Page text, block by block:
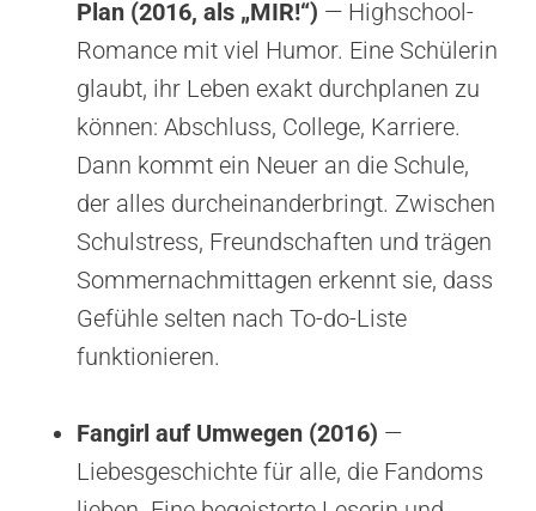
Plan (2016, als „MIR!“) — Highschool-
Romance mit viel Humor. Eine Schülerin
glaubt, ihr Leben exakt durchplanen zu
können: Abschluss, College, Karriere.
Dann kommt ein Neuer an die Schule,
der alles durcheinanderbringt. Zwischen
Schulstress, Freundschaften und trägen
Sommernachmittagen erkennt sie, dass
Gefühle selten nach To-do-Liste
funktionieren.
Fangirl auf Umwegen (2016) —
Liebesgeschichte für alle, die Fandoms